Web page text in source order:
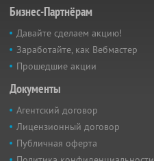
Бизнес-Партнёрам
Давайте сделаем акцию!
Заработайте, как Вебмастер
Прошедшие акции
Документы
Агентский договор
Лицензионный договор
Публичная оферта